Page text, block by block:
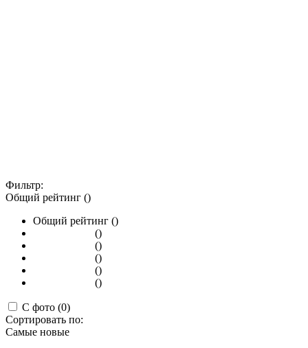
Фильтр:
Общий рейтинг ()
Общий рейтинг ()
()
()
()
()
()
С фото (0)
Сортировать по:
Самые новые